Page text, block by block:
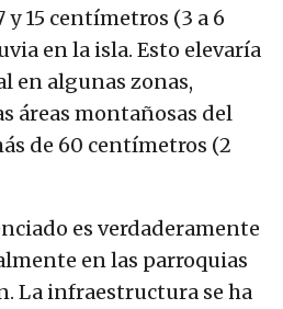
15 centímetros (3 a 6
en la isla. Esto elevaría
en algunas zonas,
áreas montañosas del
de 60 centímetros (2
es verdaderamente
en las parroquias
La infraestructura se ha